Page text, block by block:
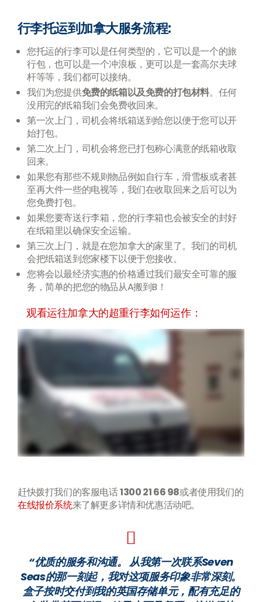
行李托运到加拿大服务流程:
您托运的行李可以是任何类型的，它可以是一个的旅
行包，也可以是一个冲浪板，更可以是一套高尔夫球
杆等等，我们都可以接纳。
我们为您提供免费的纸箱以及免费的打包材料。任何
没用完的纸箱我们会免费收回来。
第一次上门，司机会将纸箱送到给您以便于您可以开
始打包。
第二次上门，司机会将您已打包称心满意的纸箱收取
回来。
如果您有那些不规则物品例如自行车，滑雪板或者甚
至再大件一些的电视等，我们在收取回来之后可以为
您免费打包。
如果您要寄送行李箱，您的行李箱也会被安全的封好
在纸箱里以确保安全运输。
第三次上门，就是在您加拿大的家里了。我们的司机
会把纸箱送到您家楼下以便于您接收。
您将会以最经济实惠的价格通过我们最安全可靠的服
务，简单的把您的物品从A搬到B！
观看运往加拿大的超重行李如何运作：
赶快拨打我们的客服电话1300 21 66 98或者使用我们的
在线报价系统来了解更多详情和优惠活动吧。
“优质的服务和沟通。 从我第一次联系Seven
Seas的那一刻起，我对这项服务印象非常深刻。
盒子按时交付到我的英国存储单元，配有充足的